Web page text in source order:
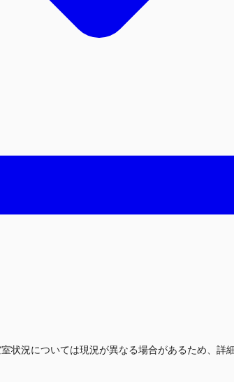
況については現況が異なる場合があるため、詳